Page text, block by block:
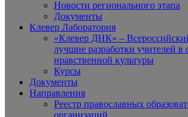
Новости регионального этапа
Документы
Клевер Лаборатория
«Клевер ДНК» –
лучшие разработки учителей в
нравственной культуры
Курсы
Документы
Направления
Реестр православных
организаций